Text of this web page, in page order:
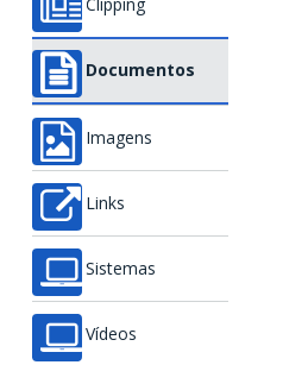
Clipping
Documentos
Imagens
Links
Sistemas
Vídeos